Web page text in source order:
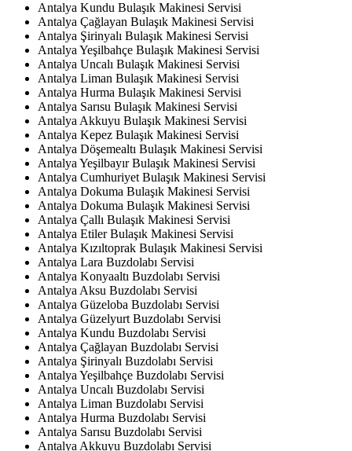
Antalya Kundu Bulaşık Makinesi Servisi
Antalya Çağlayan Bulaşık Makinesi Servisi
Antalya Şirinyalı Bulaşık Makinesi Servisi
Antalya Yeşilbahçe Bulaşık Makinesi Servisi
Antalya Uncalı Bulaşık Makinesi Servisi
Antalya Liman Bulaşık Makinesi Servisi
Antalya Hurma Bulaşık Makinesi Servisi
Antalya Sarısu Bulaşık Makinesi Servisi
Antalya Akkuyu Bulaşık Makinesi Servisi
Antalya Kepez Bulaşık Makinesi Servisi
Antalya Döşemealtı Bulaşık Makinesi Servisi
Antalya Yeşilbayır Bulaşık Makinesi Servisi
Antalya Cumhuriyet Bulaşık Makinesi Servisi
Antalya Dokuma Bulaşık Makinesi Servisi
Antalya Dokuma Bulaşık Makinesi Servisi
Antalya Çallı Bulaşık Makinesi Servisi
Antalya Etiler Bulaşık Makinesi Servisi
Antalya Kızıltoprak Bulaşık Makinesi Servisi
Antalya Lara Buzdolabı Servisi
Antalya Konyaaltı Buzdolabı Servisi
Antalya Aksu Buzdolabı Servisi
Antalya Güzeloba Buzdolabı Servisi
Antalya Güzelyurt Buzdolabı Servisi
Antalya Kundu Buzdolabı Servisi
Antalya Çağlayan Buzdolabı Servisi
Antalya Şirinyalı Buzdolabı Servisi
Antalya Yeşilbahçe Buzdolabı Servisi
Antalya Uncalı Buzdolabı Servisi
Antalya Liman Buzdolabı Servisi
Antalya Hurma Buzdolabı Servisi
Antalya Sarısu Buzdolabı Servisi
Antalya Akkuyu Buzdolabı Servisi